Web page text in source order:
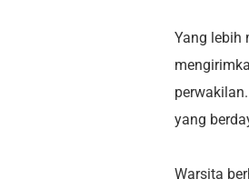
Yang lebih
yang
Warsita